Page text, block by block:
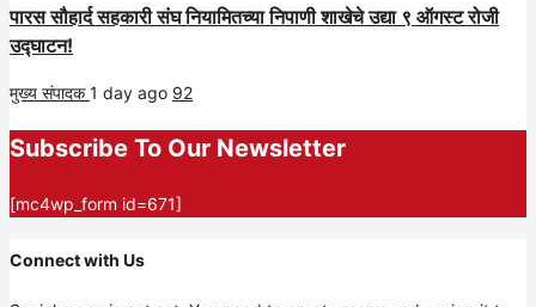
पारस सौहार्द सहकारी संघ नियामितच्या निपाणी शाखेचे उद्या ९ ऑगस्ट रोजी
उद्घाटन!
मुख्य संपादक1 day ago 92
Subscribe To Our Newsletter
[mc4wp_form id=671]
Connect with Us